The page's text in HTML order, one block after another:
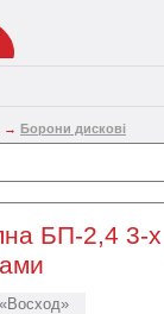
→ Борони дискові
БП-2,4 3-